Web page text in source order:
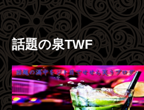
話題の泉TWF